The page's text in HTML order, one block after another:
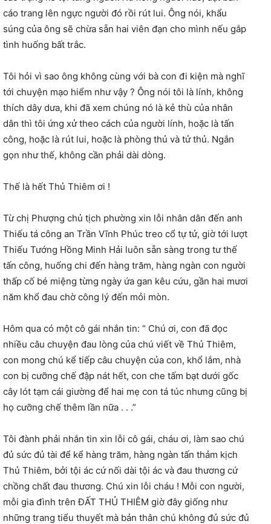
cáo trang lên ngực người đó rồi rút lui. Ông nói, khẩu
súng của ông sẽ chừa sẵn hai viên đạn cho mình nếu gắp
tình huống bất trắc.
Tôi hỏi vì sao ông không cùng với bà con đi kiện mà nghĩ
tới chuyện mạo hiểm như vậy ? Ông nói tôi là lính, không
thích dây dưa, khi đã xem chúng nó là kẻ thù của nhân
dân thì tôi ứng xử theo cách của người lính, hoặc là tấn
công, hoặc là rút lui, hoặc là phòng thủ và tử thủ. Ngắn
gọn như thế, không cần phải dài dòng.
Thế là hết Thủ Thiêm ơi !
Từ chị Phượng chủ tịch phường xin lỗi nhân dân đến anh
Thiếu tá công an Trần Vĩnh Phúc treo cổ tự tử, giờ tới lượt
Thiếu Tướng Hồng Minh Hải luôn sẵn sàng trong tư thế
tấn công, huống chi đến hàng trăm, hàng ngàn con người
thấp cố bé miệng từng ngày ứa gan kêu cứu, gần hai mươi
năm khổ đau chờ công lý đến mỏi mòn.
Hôm qua có một cô gái nhắn tin: “ Chú ơi, con đã đọc
nhiều câu chuyện đau lòng của chú viết về Thủ Thiêm,
con mong chú kể tiếp câu chuyện của con, khổ lắm, nhà
con bị cưỡng chế đập nát hết, con che tấm bạt dưới gốc
cây lót tạm cái giường để hai mẹ con tá túc nhưng cũng bị
họ cưỡng chế thêm lần nữa . . .”
Tôi đành phải nhắn tin xin lỗi cô gái, cháu ơi, làm sao chú
đủ sức đủ tài để kể hàng trăm, hàng ngàn tấn thảm kịch
Thủ Thiêm, bởi tội ác cứ nối dài tội ác và đau thương cứ
chồng chất đau thương. Chú xin lỗi cháu ! Mỗi con người,
mỗi gia đình trên ĐẤT THỦ THIÊM giờ đây giống như
những trang tiểu thuyết mà bản thân chú không đủ sức đủ